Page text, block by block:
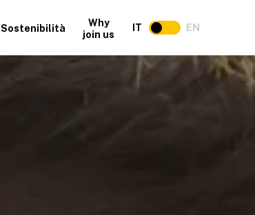
Sostenibilità
Why
join us
IT EN